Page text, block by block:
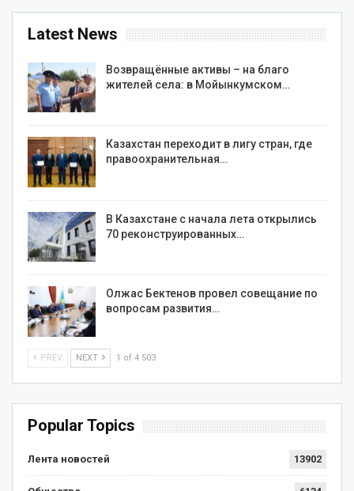
Latest News
Возвращённые активы – на благо
жителей села: в Мойынкумском…
Казахстан переходит в лигу стран, где
правоохранительная…
В Казахстане с начала лета открылись
70 реконструированных…
Олжас Бектенов провел совещание по
вопросам развития…
PREV NEXT 1 of 4 503
Popular Topics
Лента новостей 13902